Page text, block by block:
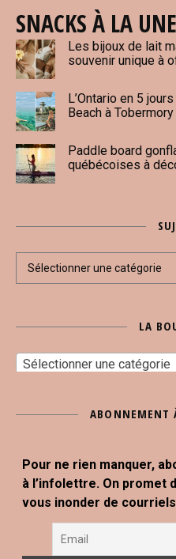
SNACKS À LA UNE
Les bijoux de lait
souvenir unique à
L’Ontario en 5
Beach à Tobermory
Paddle board
québécoises à
Sujets
LA
Sélectionner une catégorie
ABONNEMENT
En poursuivant votre
Pour ne rien manquer,
à l’infolettre. On promet
vous inonder de